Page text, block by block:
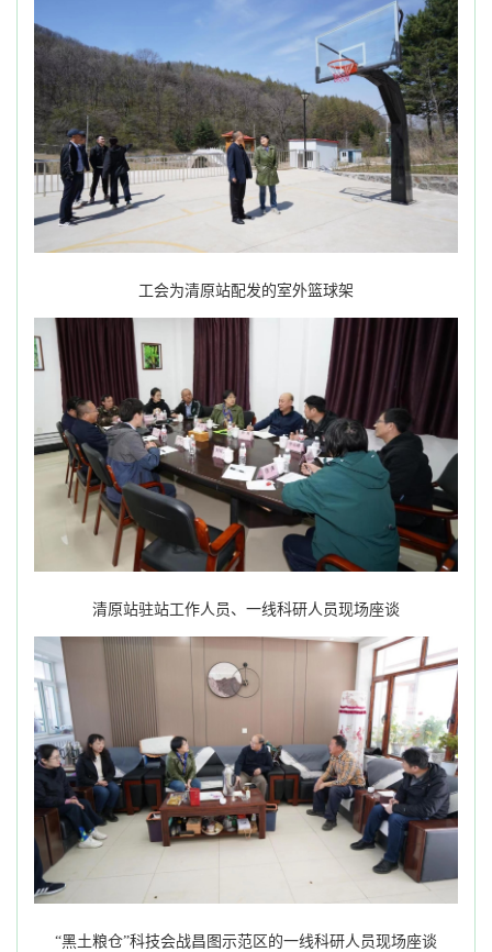
工会为清原站配发的室外篮球架
清原站驻站工作人员、一线科研人员现场座谈
“黑土粮仓”科技会战昌图示范区的一线科研人员现场座谈